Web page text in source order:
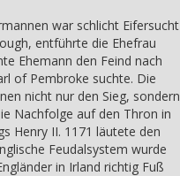
war schlicht Eifersucht
entführte die Ehefrau
Ehemann den Feind nach
of Pembroke suchte. Die
nicht nur den Sieg, sondern
Nachfolge auf den Thron in
Henry II. 1171 läutete den
Feudalsystem wurde
in Irland richtig Fuß